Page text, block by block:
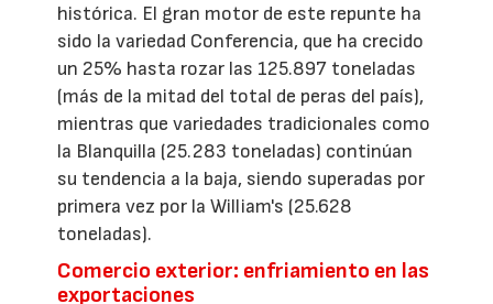
histórica. El gran motor de este repunte ha
sido la variedad Conferencia, que ha crecido
un 25% hasta rozar las 125.897 toneladas
(más de la mitad del total de peras del país),
mientras que variedades tradicionales como
la Blanquilla (25.283 toneladas) continúan
su tendencia a la baja, siendo superadas por
primera vez por la William's (25.628
toneladas).
Comercio exterior: enfriamiento en las
exportaciones